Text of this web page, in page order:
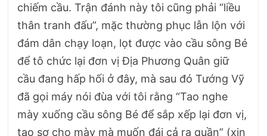
chiếm cầu. Trận đánh này tôi cũng phải “liều
thân tranh đấu”, mặc thường phục lẫn lộn với
đám dân chạy loạn, lọt được vào cầu sông Bé
để tô chức lại đơn vị Địa Phương Quân giữ
cầu đang hấp hối ở đây, mà sau đó Tướng Vỹ
đã gọi máy nói đùa với tôi rằng “Tao nghe
mày xuống cầu sông Bé để sắp xếp lại đơn vị,
tao sợ cho mày mà muốn đái cả ra quần” (xin